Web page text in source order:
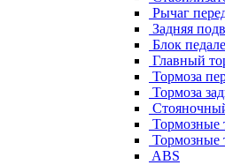
Рычаг
Задняя
Блок
Главный
Тормоза
Тормоза
Тормозные
Тормозные
ABS